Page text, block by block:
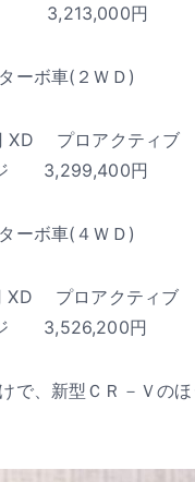
3,213,000円
ーボ車(２ＷＤ)
XD プロアクティブ
3,299,400円
ーボ車(４ＷＤ)
XD プロアクティブ
3,526,200円
で、新型ＣＲ－Ｖの